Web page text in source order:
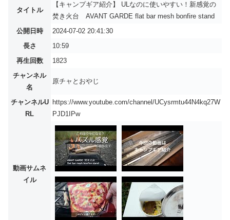
タイトル
【キャンプギア紹介】 ULなのに使いやすい！新感覚の
焚き火台 AVANT GARDE flat bar mesh bonfire stand
公開日時
2024-07-02 20:41:30
長さ
10:59
再生回数
1823
チャンネル
名
原チャとおやじ
チャンネルU
RL
https://www.youtube.com/channel/UCysrmtu44N4kq27W
PJD1IPw
動画サムネ
イル